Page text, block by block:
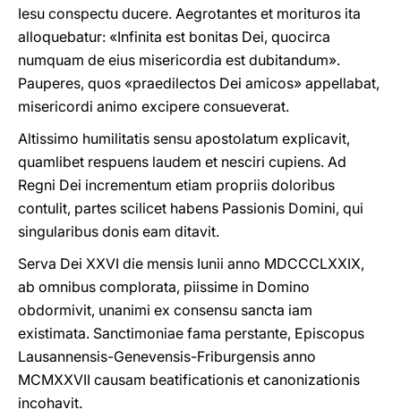
Iesu conspectu ducere. Aegrotantes et morituros ita
alloquebatur: «Infinita est bonitas Dei, quocirca
numquam de eius misericordia est dubitandum».
Pauperes, quos «praedilectos Dei amicos» appellabat,
misericordi animo excipere consueverat.
Altissimo humilitatis sensu apostolatum explicavit,
quamlibet respuens laudem et nesciri cupiens. Ad
Regni Dei incrementum etiam propriis doloribus
contulit, partes scilicet habens Passionis Domini, qui
singularibus donis eam ditavit.
Serva Dei XXVI die mensis Iunii anno MDCCCLXXIX,
ab omnibus complorata, piissime in Domino
obdormivit, unanimi ex consensu sancta iam
existimata. Sanctimoniae fama perstante, Episcopus
Lausannensis-Genevensis-Friburgensis anno
MCMXXVII causam beatificationis et canonizationis
incohavit.